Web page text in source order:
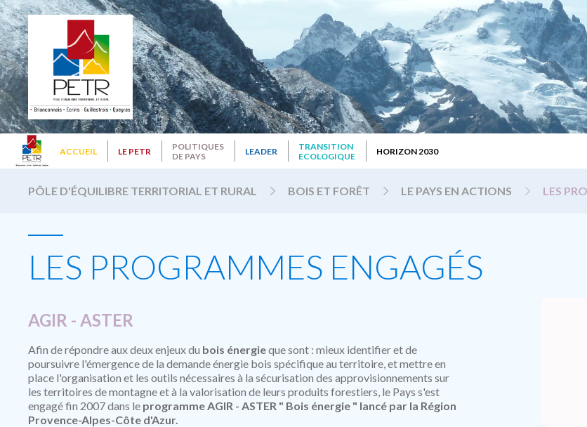
ACCUEIL LE PETR
POLITIQUES
DE PAYS
LEADER
TRANSITION
ECOLOGIQUE
HORIZON 2030
PÔLE D'ÉQUILIBRE TERRITORIAL ET RURAL BOIS ET FORÊT LE PAYS EN ACTIONS LES
LES PROGRAMMES ENGAGÉS
AGIR - ASTER
Afin de répondre aux deux enjeux du bois énergieque sont : mieux identifier et de
poursuivre l'émergence de la demande énergie bois spécifique au territoire, et mettre en
place l'organisation et les outils nécessaires à la sécurisation des approvisionnements sur
les territoires de montagne et à la valorisation de leurs produits forestiers, le Pays s'est
engagé fin 2007 dans le programme AGIR - ASTER " Bois énergie " lancé par la Région
Provence-Alpes-Côte d'Azur.